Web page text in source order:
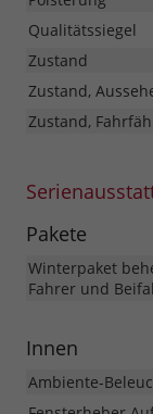
Qualitätssiegel
Zustand
Zustand,
Zustand,
Pakete
Winterpaket
Fahrer und
Innen
Ambiente-